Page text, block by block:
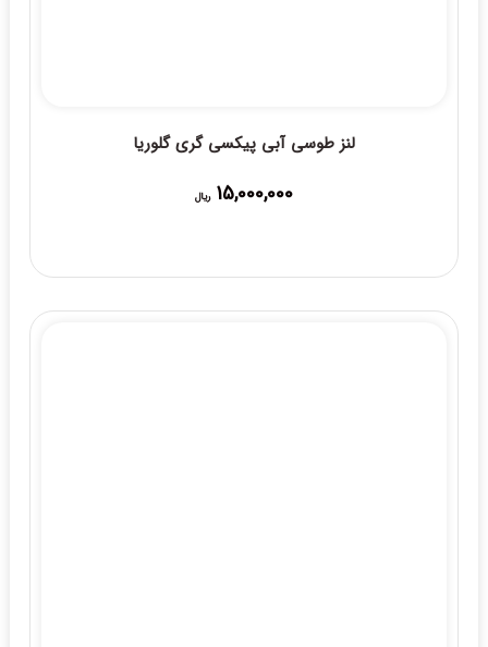
لنز طوسی آبی پیکسی گری گلوریا
15,000,000 ریال